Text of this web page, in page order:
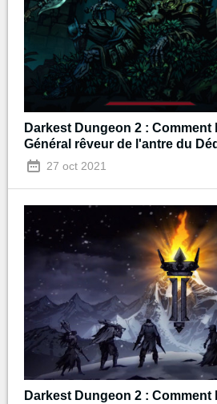
Darkest Dungeon 2 : Comment
Général rêveur de l'antre du
27 oct 2021
Darkest Dungeon 2 : Comment